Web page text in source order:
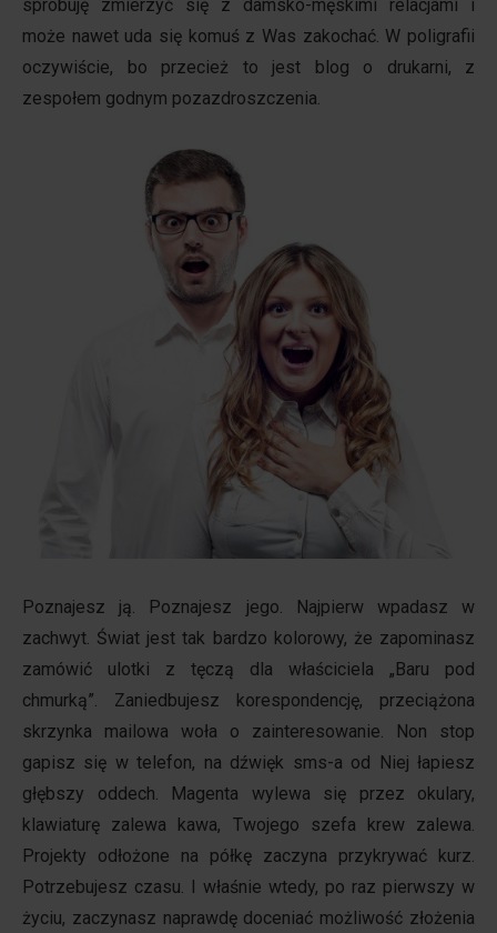
spróbuję zmierzyć się z damsko-męskimi relacjami i
może nawet uda się komuś z Was zakochać. W poligrafii
oczywiście, bo przecież to jest blog o drukarni, z
zespołem godnym pozazdroszczenia.
Poznajesz ją. Poznajesz jego.
Najpierw wpadasz w
zachwyt. Świat jest tak bardzo kolorowy, że zapominasz
zamówić ulotki z tęczą dla właściciela „Baru pod
chmurką”. Zaniedbujesz korespondencję, przeciążona
skrzynka mailowa woła o zainteresowanie. Non stop
gapisz się w telefon, na dźwięk sms-a od Niej łapiesz
głębszy oddech. Magenta wylewa się przez okulary,
klawiaturę zalewa kawa, Twojego szefa krew zalewa.
Projekty odłożone na półkę zaczyna przykrywać kurz.
Potrzebujesz czasu. I właśnie wtedy, po raz pierwszy w
życiu, zaczynasz naprawdę doceniać możliwość złożenia